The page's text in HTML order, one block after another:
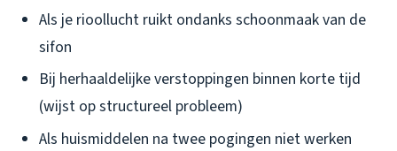
Als je rioollucht ruikt ondanks schoonmaak van de
sifon
Bij herhaaldelijke verstoppingen binnen korte tijd
(wijst op structureel probleem)
Als huismiddelen na twee pogingen niet werken